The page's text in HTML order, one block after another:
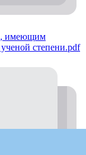
имеющим
степени.pdf